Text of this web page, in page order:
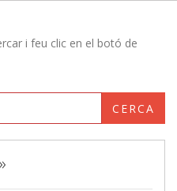
i feu clic en el botó de
CERCA